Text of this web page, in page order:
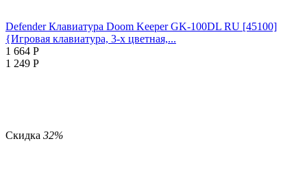
Defender Клавиатура Doom Keeper GK-100DL RU [45100]
{Игровая клавиатура, 3-х цветная,...
1 664 Р
1 249 Р
Скидка 32%